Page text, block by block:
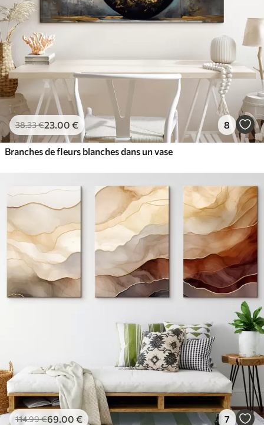
38.33€23 .00 € 8
Branches de fleurs blanches dans un vase
114.99€69 .00 € 7